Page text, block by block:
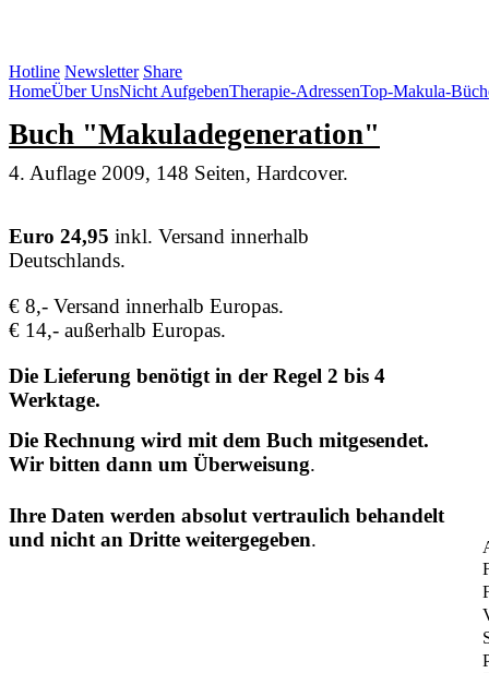
Hotline Newsletter Share
HomeÜber UnsNicht AufgebenTherapie-AdressenTop-Makula-
Buch "Makuladegeneration"
4. Auflage 2009, 148 Seiten, Hardcover.
Euro 24,95 inkl. Versand innerhalb
Deutschlands.
€ 8,- Versand innerhalb Europas.
€ 14,- außerhalb Europas.
Die Lieferung benötigt in der Regel 2 bis 4
Werktage.
Die Rechnung wird mit dem Buch mitgesendet.
Wir bitten dann um Überweisung.
Ihre Daten werden absolut vertraulich behandelt
und nicht an Dritte weitergegeben.